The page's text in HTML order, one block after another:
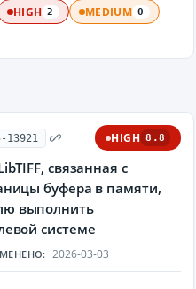
HIGH 2 MEDIUM 0
13921 HIGH 8.8
связанная с
буфера в памяти,
выполнить
системе
2026-03-03